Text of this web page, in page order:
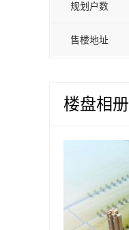
规划户数
售楼地址
楼盘相册